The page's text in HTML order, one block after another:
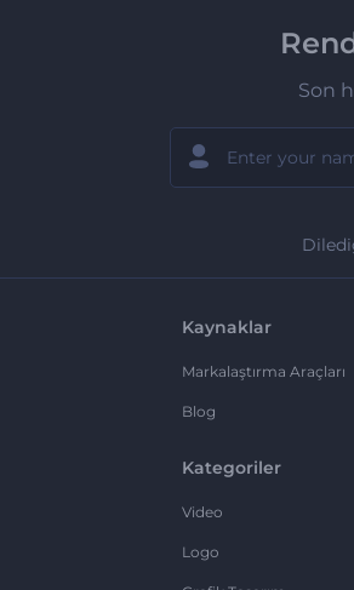
Son
Kaynaklar
Markalaştırma Araçları
Blog
Kategoriler
Video
Logo